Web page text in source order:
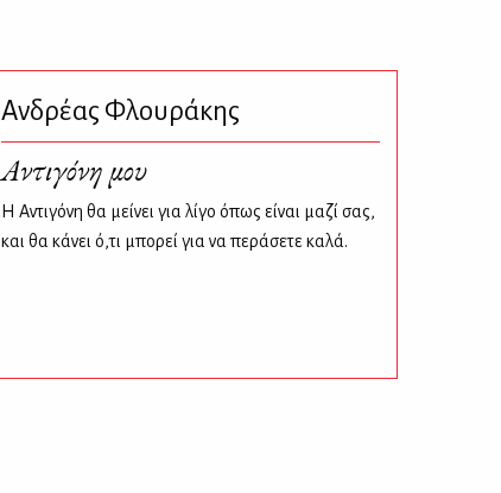
Ανδρέας Φλουράκης
Αντιγόνη μου
Η Αντιγόνη θα μείνει για λίγο όπως είναι μαζί σας,
και θα κάνει ό,τι μπορεί για να περάσετε καλά.